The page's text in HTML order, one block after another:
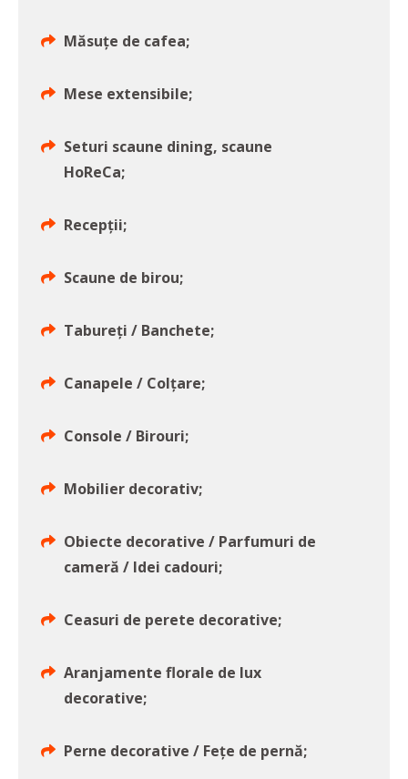
Măsuțe de cafea;
Mese extensibile;
Seturi scaune dining, scaune
HoReCa;
Recepţii;
Scaune de birou;
Tabureți / Banchete;
Canapele / Colțare;
Console / Birouri;
Mobilier decorativ;
Obiecte decorative / Parfumuri de
cameră / Idei cadouri;
Ceasuri de perete decorative;
Aranjamente florale de lux
decorative;
Perne decorative / Fețe de pernă;